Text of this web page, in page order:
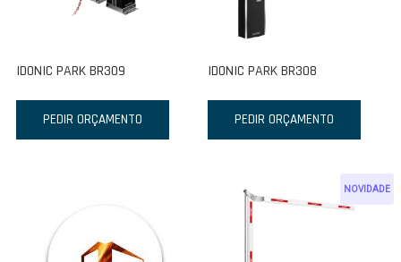
IDONIC PARK BR309
PEDIR ORÇAMENTO
IDONIC PARK BR308
PEDIR ORÇAMENTO
NOVIDADE